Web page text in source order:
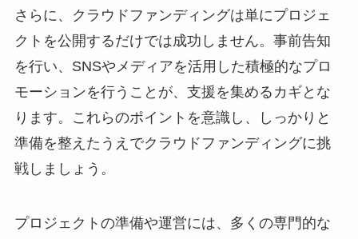
さらに、クラウドファンディングは単にプロジェ
クトを公開するだけでは成功しません。事前告知
を行い、SNSやメディアを活用した積極的なプロ
モーションを行うことが、支援を集めるカギとな
ります。これらのポイントを意識し、しっかりと
準備を整えたうえでクラウドファンディングに挑
戦しましょう。
プロジェクトの準備や運営には、多くの専門的な